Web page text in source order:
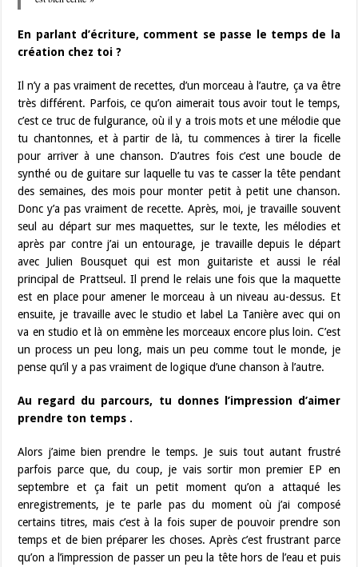
En parlant d’écriture, comment se passe le temps de la
création chez toi ?
Il n’y a pas vraiment de recettes, d’un morceau à l’autre, ça va être
très différent. Parfois, ce qu’on aimerait tous avoir tout le temps,
c’est ce truc de fulgurance, où il y a trois mots et une mélodie que
tu chantonnes, et à partir de là, tu commences à tirer la ficelle
pour arriver à une chanson. D’autres fois c’est une boucle de
synthé ou de guitare sur laquelle tu vas te casser la tête pendant
des semaines, des mois pour monter petit à petit une chanson.
Donc y’a pas vraiment de recette. Après, moi, je travaille souvent
seul au départ sur mes maquettes, sur le texte, les mélodies et
après par contre j’ai un entourage, je travaille depuis le départ
avec Julien Bousquet qui est mon guitariste et aussi le réal
principal de Prattseul. Il prend le relais une fois que la maquette
est en place pour amener le morceau à un niveau au-dessus. Et
ensuite, je travaille avec le studio et label La Tanière avec qui on
va en studio et là on emmène les morceaux encore plus loin. C’est
un process un peu long, mais un peu comme tout le monde, je
pense qu’il y a pas vraiment de logique d’une chanson à l’autre.
Au regard du parcours, tu donnes l’impression d’aimer
prendre ton temps .
Alors j’aime bien prendre le temps. Je suis tout autant frustré
parfois parce que, du coup, je vais sortir mon premier EP en
septembre et ça fait un petit moment qu’on a attaqué les
enregistrements, je te parle pas du moment où j’ai composé
certains titres, mais c’est à la fois super de pouvoir prendre son
temps et de bien préparer les choses. Après c’est frustrant parce
qu’on a l’impression de passer un peu la tête hors de l’eau et puis